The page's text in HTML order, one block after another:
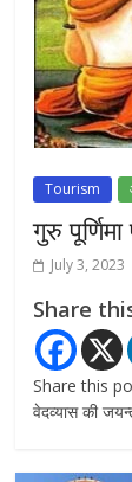
Tourism
गुरु
July 3, 2023
Share
Share this
वेदव्यास की